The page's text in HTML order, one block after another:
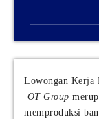
Lowongan Kerja
OT Group
memproduksi